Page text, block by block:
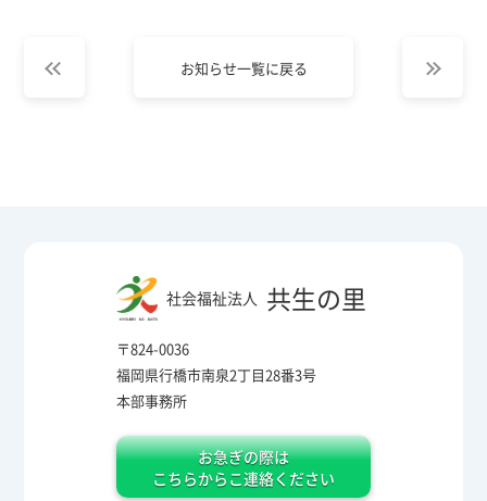
お知らせ一覧に戻る
社会福祉法人 共生の里
〒824-0036
福岡県行橋市南泉2丁目28番3号
本部事務所
お急ぎの際は
こちらからこ連絡ください